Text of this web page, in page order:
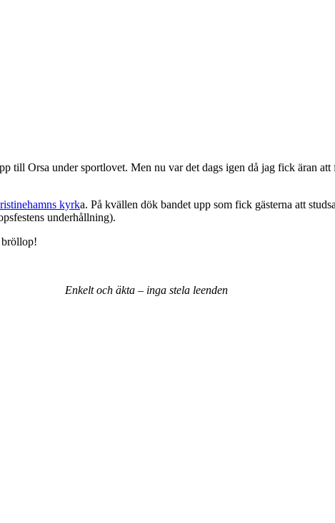
till Orsa under sportlovet. Men nu var det dags igen då jag fick äran
kyrka. På kvällen dök bandet upp som fick gästerna att
underhållning).
bröllop!
Enkelt och äkta – inga stela leenden